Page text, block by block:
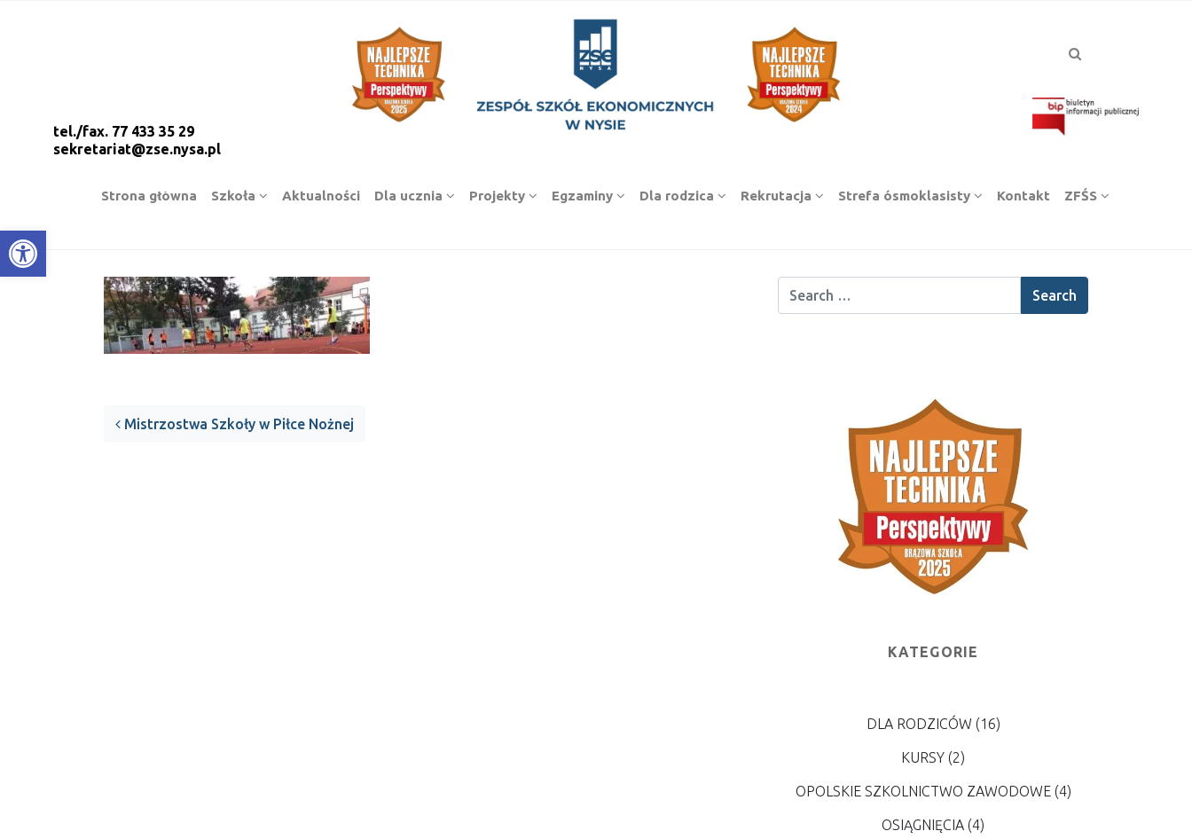
Open toolbar
Strona główna Szkoła Aktualności Dla ucznia Projekty Egzaminy Dla rodzica Rekrutacja Strefa ósmoklasisty Kontakt ZFŚS
Mistrzostwa Szkoły w Piłce Nożnej
KATEGORIE
DLA RODZICÓW (16)
KURSY (2)
OPOLSKIE SZKOLNICTWO ZAWODOWE(4)
OSIĄGNIĘCIA (4)
tel./fax. 77 433 35 29
sekretariat@zse.nysa.pl